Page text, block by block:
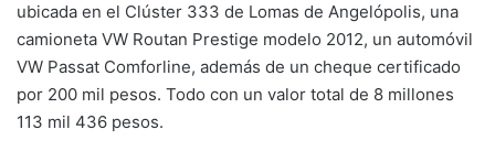
ubicada en el Clúster 333 de Lomas de Angelópolis, una
camioneta VW Routan Prestige modelo 2012, un automóvil
VW Passat Comforline, además de un cheque certificado
por 200 mil pesos. Todo con un valor total de 8 millones
113 mil 436 pesos.